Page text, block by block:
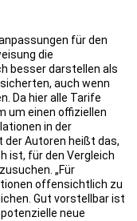
für den
die
besser darstellen als
auch wenn
Da hier alle Tarife
um einen offiziellen
in der
der Autoren heißt das,
ist, für den Vergleich
„Für
offensichtlich zu
Gut vorstellbar ist
neue